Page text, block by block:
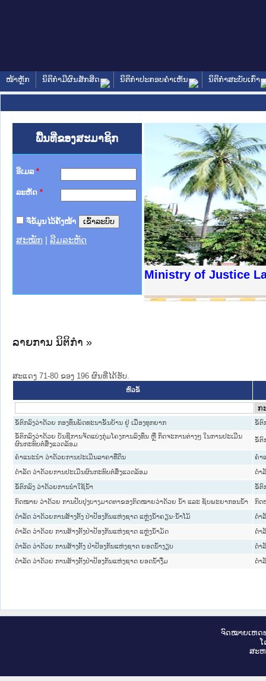
ໜ້າຫຼັກ ນິຕິກໍາມີຜົນສັກສິດ ນິຕິກໍາປະກອບຄໍາເຫັນ ນິຕິກໍາສະບັບເກົ່າ
ພື້ນທີ່ຂອງສະມາຊິກ
ອີເມລ *
ລະຫັດ *
ຈື່ຂໍ້ມູນໄວ້ຄັ້ງໜ້າ
ສະໝັກ ລືມລະຫັດ
Ministry of Justice
າຊົນ ພາກເໜືອ
ການ
ກາງ
ໃຕ້
ຕຳຫຼວດປະຊາຊົນ
ສັນຕິບານປະຊາຊົນ
ກເໜືອ
າຊົນ ພາກກາງ
ລາຍການ ນິຕິກໍາ »
ສະແດງ 71-80 ຂອງ 196 ຜົນທີ່ໄດ້ຮັບ.
ຫົວຂໍ້
ຂໍ້ຕົກລົງວ່າດ້ວຍ ກອງທຶນພັດທະນາຂັ້ນບ້ານ ຢູ່ ເມືອງທຸກຍາກ
ຂໍ້ຕົ
ຂໍ້ຕົກລົງວ່າດ້ວຍ ບັນຊີການຈັດແບ່ງກຸ່ມໂຄງການລົງທຶນ ຫຼື ກິດຈະການຕ່າງໆ ໃນການປະເມີນ
ຜົນກະທົບຕໍ່ສິ່ງແວດລ້ອມ
ຂໍ້ຕົ
ຄໍາແນະນໍາ ວ່າດ້ວຍການປະເມີນລາຄາທີ່ດິນ ຄໍາ
ດຳລັດ ວ່າດ້ວຍການປະເມີນຜົນກະທົບຕໍ່ສິ່ງແວດລ້ອມ ດໍາ
ຂໍ້ຕົກລົງ ວ່າດ້ວຍການນໍາໃຊ້ນໍ້າ ຂໍ້ຕົ
ກົດໝາຍ ວ່າດ້ວຍ ການປັບປຸງບາງມາດຕາຂອງກົດໝາຍວ່າດ້ວຍ ນໍ້າ ແລະ ຊັບພະຍາກອນນໍ້າ ກົດ
ດຳລັດ ວ່າດ້ວຍການສ້າງຕັ້ງ ປ່າປ້ອງກັນແຫ່ງຊາດ ແຫຼ່ງນໍ້າຄຽນ-ນໍ້າໂມ້ ດໍາ
ດຳລັດ ວ່າດ້ວຍ ການສ້າງຕັ້ງປ່າປ້ອງກັນແຫ່ງຊາດ ແຫຼ່ງນໍ້າມັດ ດໍາ
ດຳລັດ ວ່າດ້ວຍ ການສ້າງຕັ້ງ ປ່າປ້ອງກັນແຫ່ງຊາດ ຍອດນໍ້າງຽບ ດໍາ
ດຳລັດ ວ່າດ້ວຍ ການສ້າງຕັ້ງປ່າປ້ອງກັນແຫ່ງຊາດ ຍອດນໍ້າງື່ມ ດໍາ
ຈົດ​ໝາຍ​ເຫດ​
ສະ​ຫ